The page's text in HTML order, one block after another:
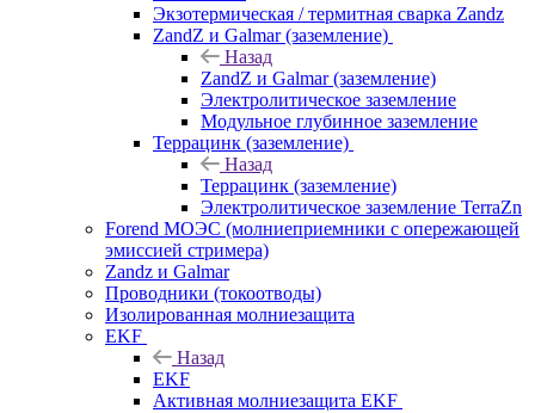
Экзотермическая / термитная сварка Zandz
ZandZ и Galmar (заземление)
Назад
ZandZ и Galmar (заземление)
Электролитическое заземление
Модульное глубинное заземление
Террацинк (заземление)
Назад
Террацинк (заземление)
Электролитическое заземление TerraZn
Forend МОЭС (молниеприемники с опережающей
эмиссией стримера)
Zandz и Galmar
Проводники (токоотводы)
Изолированная молниезащита
EKF
Назад
EKF
Активная молниезащита EKF